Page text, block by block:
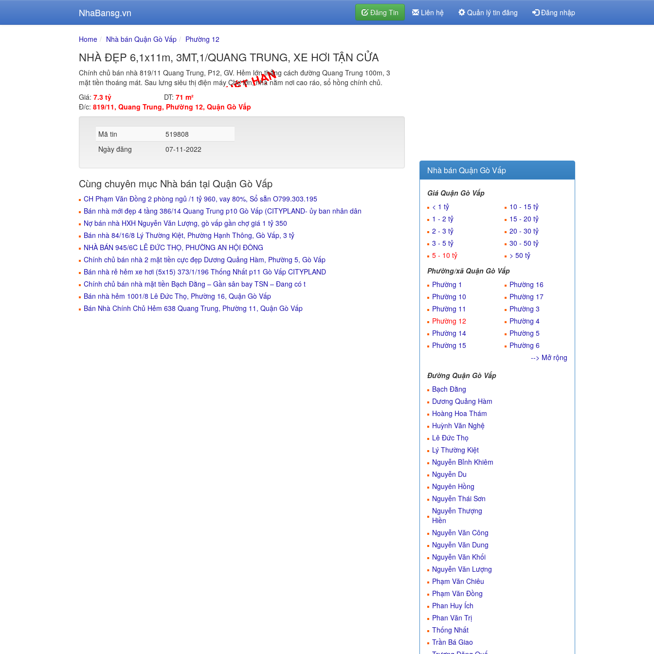
NhaBansg.vn Đăng Tin Liên hệ Quản lý tin đăng Đăng nhập
Home Nhà bán Quận Gò Vấp Phường 12
NHÀ ĐẸP 6,1x11m, 3MT,1/QUANG TRUNG, XE HƠI TẬN CỬA
Chính chủ bán nhà 819/11 Quang Trung, P12, GV. Hẻm lớn thẳng cách đường Quang Trung 100m, 3
mặt tiền thoáng mát. Sau lưng siêu thị điện máy Chợ lớn, nhà nằm nơi cao ráo, sổ hồng chính chủ.
Giá: 7.3 tỷ DT: 71 m²
Đ/c: 819/11, Quang Trung, Phường 12, Quận Gò Vấp
Mã tin
519808
Ngày đăng
07-11-2022
Cùng chuyên mục Nhà bán tại Quận Gò Vấp
CH Phạm Văn Đồng 2 phòng ngủ /1 tỷ 960, vay 80%, Sổ sẵn O799.303.195
Bán nhà mới đẹp 4 tầng 386/14 Quang Trung p10 Gò Vấp (CITYPLAND- ủy ban nhân dân
Nợ bán nhà HXH Nguyễn Văn Lượng, gò vấp gần chợ giá 1 tỷ 350
Bán nhà 84/16/8 Lý Thường Kiệt, Phường Hạnh Thông, Gò Vấp, 3 tỷ
NHÀ BÁN 945/6C LÊ ĐỨC THỌ, PHƯỜNG AN HỘI ĐÔNG
Chính chủ bán nhà 2 mặt tiền cực đẹp Dương Quảng Hàm, Phường 5, Gò Vấp
Bán nhà rẻ hẻm xe hơi (5x15) 373/1/196 Thống Nhất p11 Gò Vấp CITYPLAND
Chính chủ bán nhà mặt tiền Bạch Đằng – Gần sân bay TSN – Đang có t
Bán nhà hẻm 1001/8 Lê Đức Thọ, Phường 16, Quận Gò Vấp
Bán Nhà Chính Chủ Hẻm 638 Quang Trung, Phường 11, Quận Gò Vấp
Nhà bán Quận Gò Vấp
Giá Quận Gò Vấp
< 1 tỷ
1 - 2 tỷ
2 - 3 tỷ
3 - 5 tỷ
5 - 10 tỷ
10 - 15 tỷ
15 - 20 tỷ
20 - 30 tỷ
30 - 50 tỷ
> 50 tỷ
Phường/xã Quận Gò Vấp
Phường 1
Phường 10
Phường 11
Phường 12
Phường 14
Phường 15
Phường 16
Phường 17
Phường 3
Phường 4
Phường 5
Phường 6
--> Mở rộng
Đường Quận Gò Vấp
Bạch Đằng
Dương Quảng Hàm
Hoàng Hoa Thám
Huỳnh Văn Nghệ
Lê Đức Thọ
Lý Thường Kiệt
Nguyễn Bỉnh Khiêm
Nguyễn Du
Nguyên Hồng
Nguyễn Thái Sơn
Nguyễn Thượng
Hiền
Nguyễn Văn Công
Nguyễn Văn Dung
Nguyễn Văn Khối
Nguyễn Văn Lượng
Phạm Văn Chiêu
Phạm Văn Đồng
Phan Huy Ích
Phan Văn Trị
Thống Nhất
Trần Bá Giao